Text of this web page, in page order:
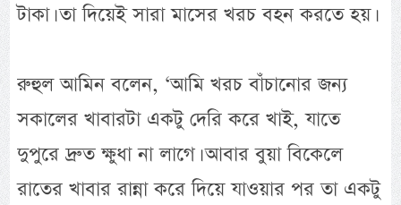
টাকা। তা দিয়েই সারা মাসের খরচ বহন করতে হয়।
রুহুল আমিন বলেন, ‘আমি খরচ বাঁচানোর জন্য
সকালের খাবারটা একটু দেরি করে খাই, যাতে
দুপুরে দ্রুত ক্ষুধা না লাগে। আবার বুয়া বিকেলে
রাতের খাবার রান্না করে দিয়ে যাওয়ার পর তা একটু